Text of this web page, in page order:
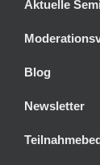
Aktuelle
Blog
Newsletter